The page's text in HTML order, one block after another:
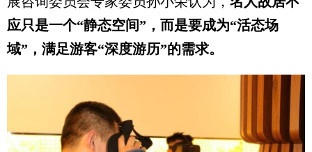
应只是一个“静态空间”，而是要成为“活态场
域”，满足游客“深度游历”的需求。